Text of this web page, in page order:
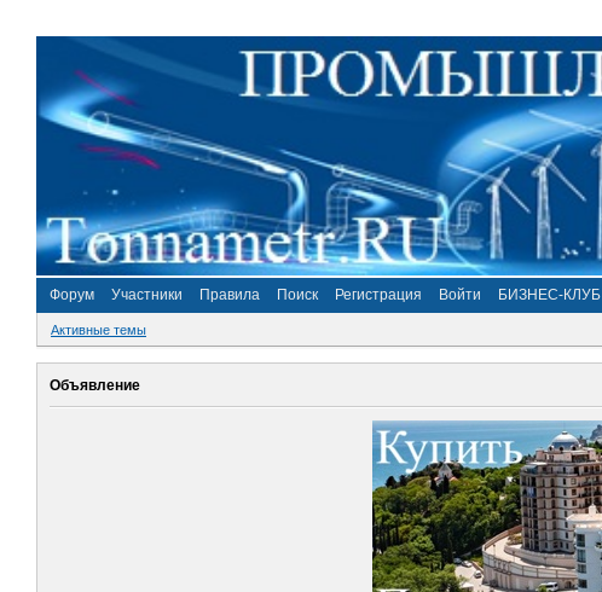
Форум Участники Правила Поиск Регистрация Войти БИЗНЕС-КЛУБ
Активные темы
Объявление